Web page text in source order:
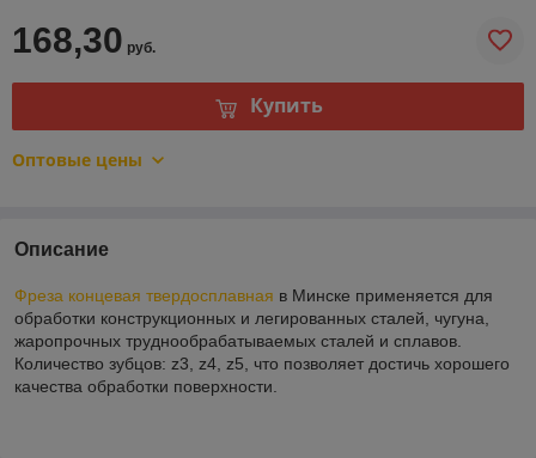
168,30 руб.
Купить
Оптовые цены
Описание
Фреза концевая твердосплавная в Минске применяется для
обработки конструкционных и легированных сталей, чугуна,
жаропрочных труднообрабатываемых сталей и сплавов.
Количество зубцов: z3, z4, z5, что позволяет достичь хорошего
качества обработки поверхности.